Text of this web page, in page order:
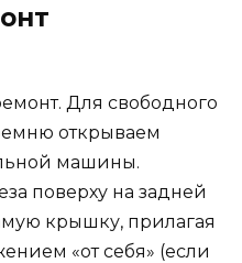
Для свободного
открываем
машины.
поверху на задней
крышку, прилагая
«от себя» (если